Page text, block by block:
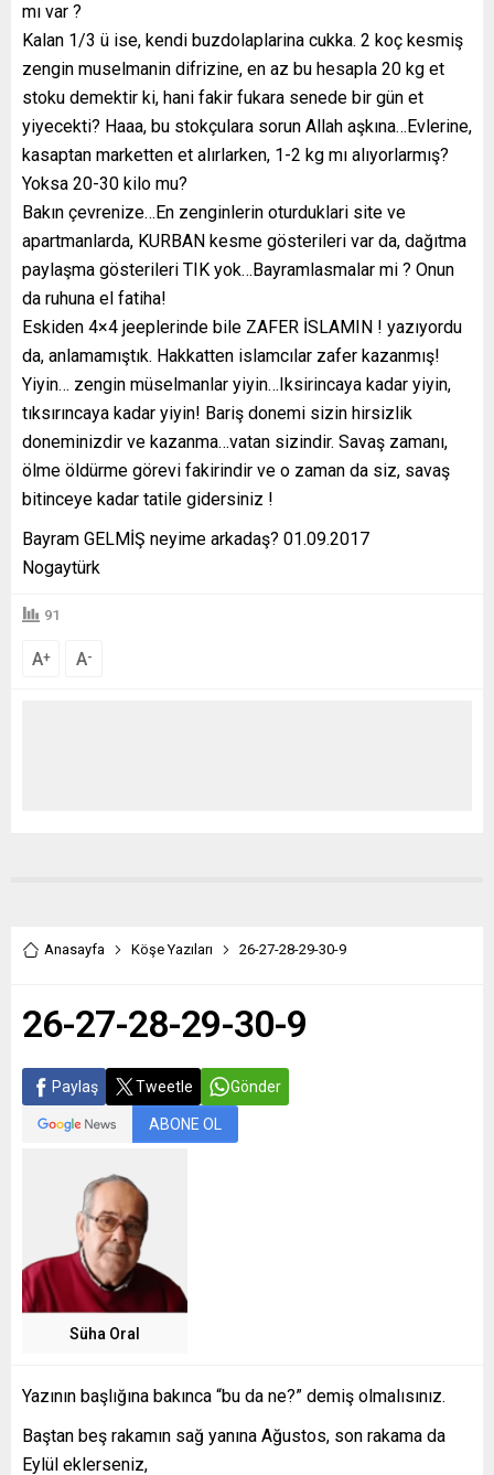
mı var ?
Kalan 1/3 ü ise, kendi buzdolaplarina cukka. 2 koç kesmiş
zengin muselmanin difrizine, en az bu hesapla 20 kg et
stoku demektir ki, hani fakir fukara senede bir gün et
yiyecekti? Haaa, bu stokçulara sorun Allah aşkına…Evlerine,
kasaptan marketten et alırlarken, 1-2 kg mı alıyorlarmış?
Yoksa 20-30 kilo mu?
Bakın çevrenize…En zenginlerin oturduklari site ve
apartmanlarda, KURBAN kesme gösterileri var da, dağıtma
paylaşma gösterileri TIK yok…Bayramlasmalar mi ? Onun
da ruhuna el fatiha!
Eskiden 4×4 jeeplerinde bile ZAFER İSLAMIN ! yazıyordu
da, anlamamıştık. Hakkatten islamcılar zafer kazanmış!
Yiyin… zengin müselmanlar yiyin…Iksirincaya kadar yiyin,
tıksırıncaya kadar yiyin! Bariş donemi sizin hirsizlik
doneminizdir ve kazanma…vatan sizindir. Savaş zamanı,
ölme öldürme görevi fakirindir ve o zaman da siz, savaş
bitinceye kadar tatile gidersiniz !
Bayram GELMİŞ neyime arkadaş? 01.09.2017
Nogaytürk
91
A+ A-
Anasayfa Köşe Yazıları 26-27-28-29-30-9
26-27-28-29-30-9
Paylaş Tweetle Gönder
ABONE OL
Süha Oral
Yazının başlığına bakınca “bu da ne?” demiş olmalısınız.
Baştan beş rakamın sağ yanına Ağustos, son rakama da
Eylül eklerseniz,